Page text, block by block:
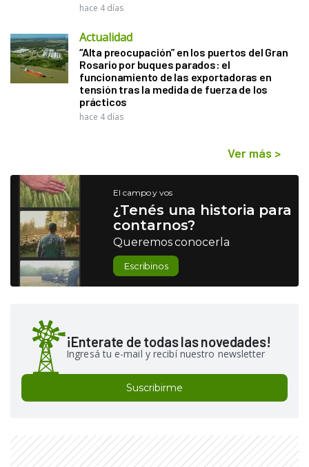
hace 4 días
Actualidad
“Alta preocupación” en los puertos del Gran
Rosario por buques parados: el
funcionamiento de las exportadoras en
tensión tras la medida de fuerza de los
prácticos
hace 4 días
Ver más >
El campo y vos
¿Tenés una historia para
contarnos?
Queremos conocerla
Escribinos
¡Enterate de todas las novedades!
Ingresá tu e-mail y recibí nuestro newsletter
Suscribirme